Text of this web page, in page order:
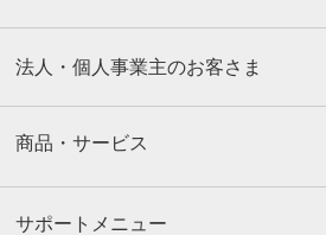
法人・個人事業主のお客さま
商品・サービス
サポートメニュー